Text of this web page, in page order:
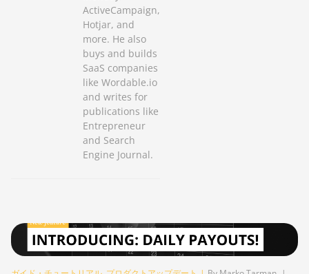
ActiveCampaign,
Hotjar, and
more. He also
buys and builds
SaaS companies
like Wordable.io
and writes for
publications like
Entrepreneur
and Search
Engine Journal.